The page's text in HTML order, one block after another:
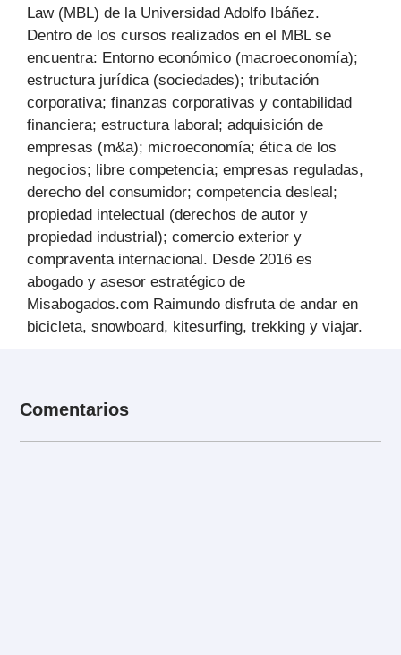
Law (MBL) de la Universidad Adolfo Ibáñez.
Dentro de los cursos realizados en el MBL se
encuentra: Entorno económico (macroeconomía);
estructura jurídica (sociedades); tributación
corporativa; finanzas corporativas y contabilidad
financiera; estructura laboral; adquisición de
empresas (m&a); microeconomía; ética de los
negocios; libre competencia; empresas reguladas,
derecho del consumidor; competencia desleal;
propiedad intelectual (derechos de autor y
propiedad industrial); comercio exterior y
compraventa internacional. Desde 2016 es
abogado y asesor estratégico de
Misabogados.com Raimundo disfruta de andar en
bicicleta, snowboard, kitesurfing, trekking y viajar.
Comentarios